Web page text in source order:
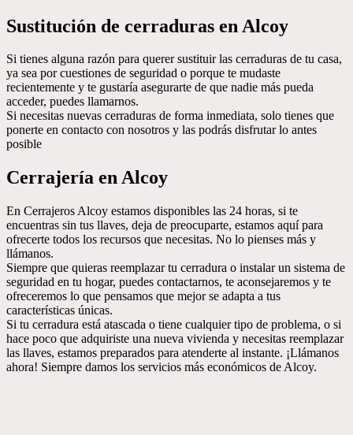
Sustitución de cerraduras en Alcoy
Si tienes alguna razón para querer sustituir las cerraduras de tu casa,
ya sea por cuestiones de seguridad o porque te mudaste
recientemente y te gustaría asegurarte de que nadie más pueda
acceder, puedes llamarnos.
Si necesitas nuevas cerraduras de forma inmediata, solo tienes que
ponerte en contacto con nosotros y las podrás disfrutar lo antes
posible
Cerrajería en Alcoy
En Cerrajeros Alcoy estamos disponibles las 24 horas, si te
encuentras sin tus llaves, deja de preocuparte, estamos aquí para
ofrecerte todos los recursos que necesitas. No lo pienses más y
llámanos.
Siempre que quieras reemplazar tu cerradura o instalar un sistema de
seguridad en tu hogar, puedes contactarnos, te aconsejaremos y te
ofreceremos lo que pensamos que mejor se adapta a tus
características únicas.
Si tu cerradura está atascada o tiene cualquier tipo de problema, o si
hace poco que adquiriste una nueva vivienda y necesitas reemplazar
las llaves, estamos preparados para atenderte al instante. ¡Llámanos
ahora! Siempre damos los servicios más económicos de Alcoy.